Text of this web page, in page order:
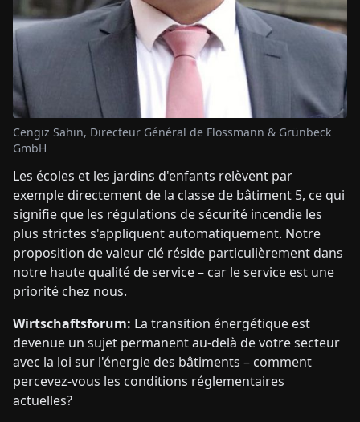
Cengiz Sahin, Directeur Général de Flossmann & Grünbeck
GmbH
Les écoles et les jardins d'enfants relèvent par
exemple directement de la classe de bâtiment 5, ce qui
signifie que les régulations de sécurité incendie les
plus strictes s'appliquent automatiquement. Notre
proposition de valeur clé réside particulièrement dans
notre haute qualité de service – car le service est une
priorité chez nous.
Wirtschaftsforum: La transition énergétique est
devenue un sujet permanent au-delà de votre secteur
avec la loi sur l'énergie des bâtiments – comment
percevez-vous les conditions réglementaires
actuelles?